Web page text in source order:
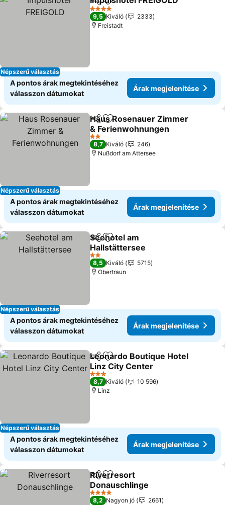
Népszerű választás
Megosztás
Hozzáadás a kedvencekhez
4 Kategória
9,5 Kiváló
2333
Freistadt
A pontos árak megtekintéséhez
válasszon dátumokat
Árak megjelenítése
Népszerű választás
Megosztás
Hozzáadás a kedvencekhez
Haus Rosenauer Zimmer
& Ferienwohnungen
Árak megjelenítése
2 Kategória
8,7 Kiváló
246
Nußdorf am Attersee
A pontos árak megtekintéséhez
válasszon dátumokat
Árak megjelenítése
Népszerű választás
Megosztás
Hozzáadás a kedvencekhez
Seehotel am
Hallstättersee
Árak megjelenítése
2 Kategória
8,5 Kiváló
5715
Obertraun
A pontos árak megtekintéséhez
válasszon dátumokat
Árak megjelenítése
Népszerű választás
Megosztás
Hozzáadás a kedvencekhez
Leonardo Boutique Hotel
Linz City Center
Árak megjelenítése
3 Kategória
8,7 Kiváló
10 596
Linz
A pontos árak megtekintéséhez
válasszon dátumokat
Árak megjelenítése
Megosztás
Hozzáadás a kedvencekhez
Riverresort
Donauschlinge
Árak megjelenítése
4 Kategória
8,2 Nagyon jó
2661